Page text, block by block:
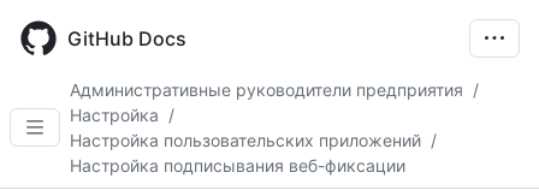
main
GitHub Docs
Административные руководители предприятия /
Настройка /
Настройка пользовательских приложений /
Настройка подписывания веб-фиксации